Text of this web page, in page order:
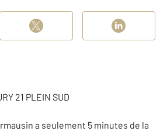
21 PLEIN SUD
a seulement 5 minutes de la